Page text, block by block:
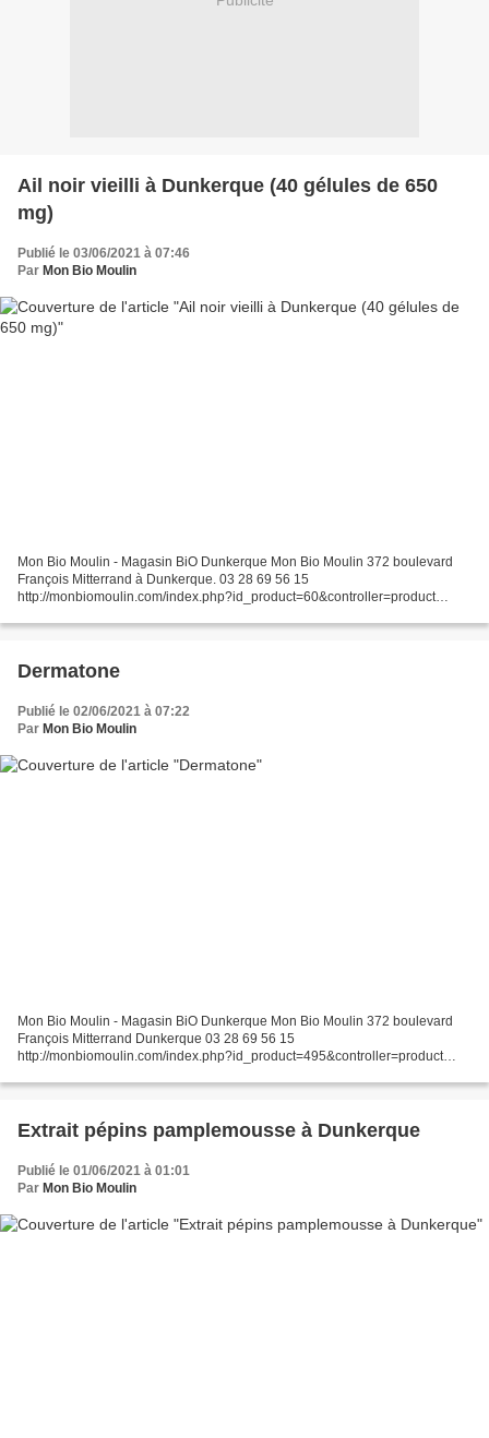
Ail noir vieilli à Dunkerque (40 gélules de 650
mg)
Publié le 03/06/2021 à 07:46
Par Mon Bio Moulin
Mon Bio Moulin - Magasin BiO Dunkerque Mon Bio Moulin 372 boulevard
François Mitterrand à Dunkerque. 03 28 69 56 15
http://monbiomoulin.com/index.php?id_product=60&controller=product
Dermatone
Publié le 02/06/2021 à 07:22
Par Mon Bio Moulin
Mon Bio Moulin - Magasin BiO Dunkerque Mon Bio Moulin 372 boulevard
François Mitterrand Dunkerque 03 28 69 56 15
http://monbiomoulin.com/index.php?id_product=495&controller=product
Extrait pépins pamplemousse à Dunkerque
Publié le 01/06/2021 à 01:01
Par Mon Bio Moulin